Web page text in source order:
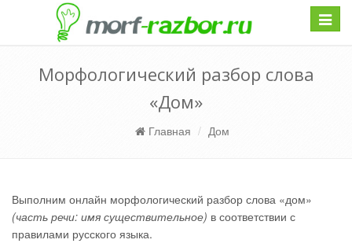
Морфологический разбор слова
«Дом»
Главная Дом
Выполним онлайн морфологический разбор слова «дом»
(часть речи: имя существительное) в соответствии с
правилами русского языка.